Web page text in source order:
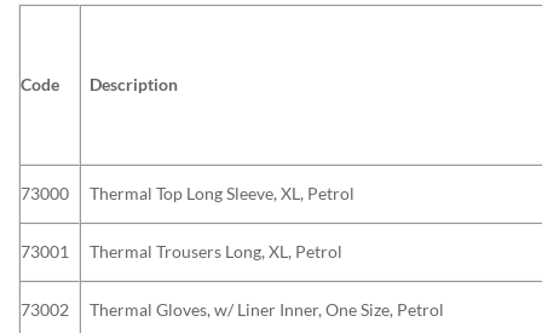
Code Description
73000 Thermal Top Long Sleeve, XL, Petrol
73001 Thermal Trousers Long, XL, Petrol
73002 Thermal Gloves, w/ Liner Inner, One Size, Petrol